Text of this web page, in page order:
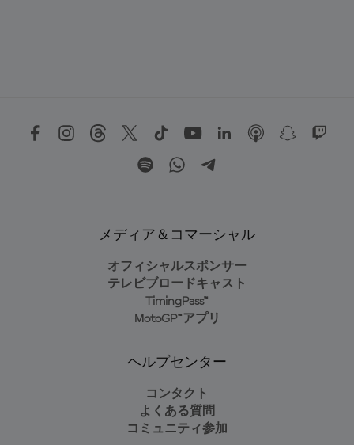
メディア＆コマーシャル
オフィシャルスポンサー
テレビブロードキャスト
TimingPass™
MotoGP™アプリ
ヘルプセンター
コンタクト
よくある質問
コミュニティ参加